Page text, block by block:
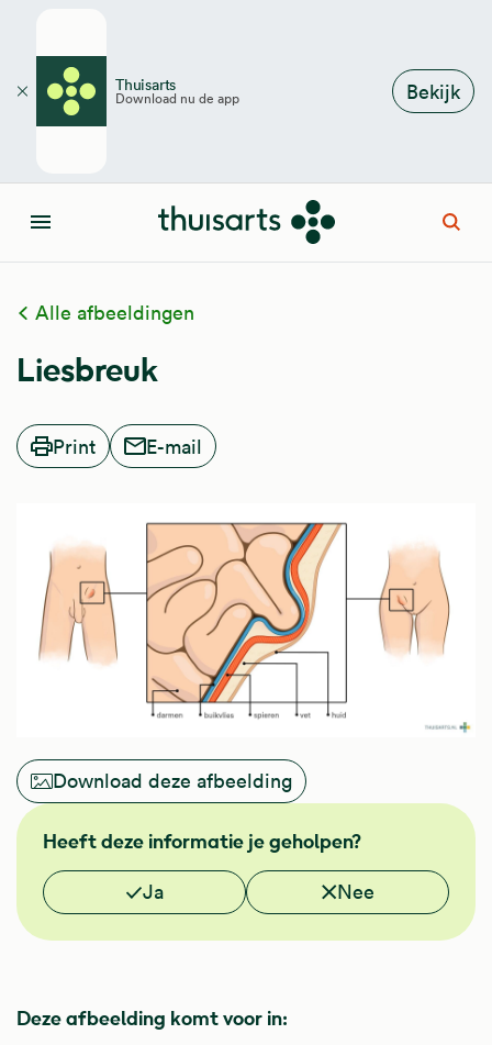
Thuisarts
Download nu de app Bekijk
Sluiten
Menu
Alle afbeeldingen
Liesbreuk
Print E-mail
Download deze afbeelding
Heeft deze informatie je geholpen?
Vond je deze informatie nuttig?
Ja Nee
Deze afbeelding komt voor in: